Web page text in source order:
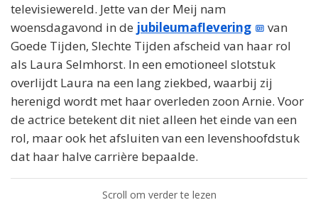
televisiewereld. Jette van der Meij nam
woensdagavond in de jubileumaflevering
van
Goede Tijden, Slechte Tijden afscheid van haar rol
als Laura Selmhorst. In een emotioneel slotstuk
overlijdt Laura na een lang ziekbed, waarbij zij
herenigd wordt met haar overleden zoon Arnie. Voor
de actrice betekent dit niet alleen het einde van een
rol, maar ook het afsluiten van een levenshoofdstuk
dat haar halve carrière bepaalde.
Scroll om verder te lezen